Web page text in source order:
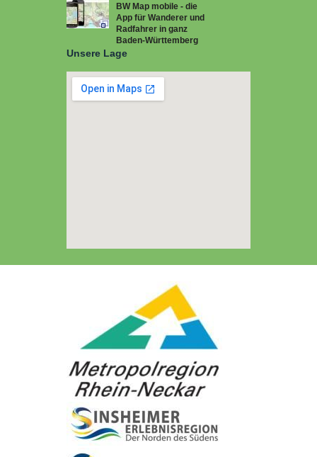
BW Map mobile - die
App für Wanderer und
Radfahrer in ganz
Baden-Württemberg
Unsere Lage